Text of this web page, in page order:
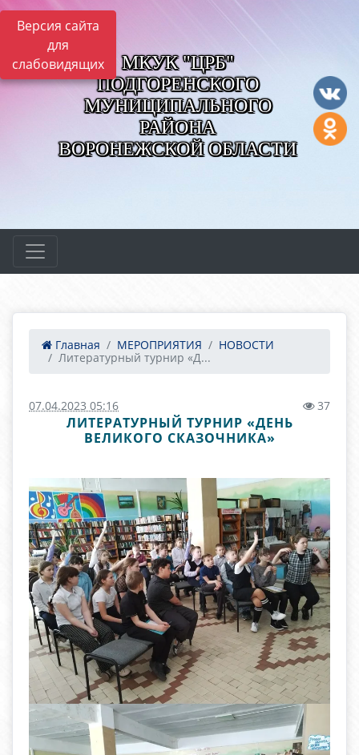
Версия сайта
для
слабовидящих
МКУК "ЦРБ"
ПОДГОРЕНСКОГО
МУНИЦИПАЛЬНОГО
РАЙОНА
ВОРОНЕЖСКОЙ ОБЛАСТИ
Главная МЕРОПРИЯТИЯ
НОВОСТИ
Литературный турнир «Д...
07.04.2023 05:16 37
ЛИТЕРАТУРНЫЙ ТУРНИР «ДЕНЬ
ВЕЛИКОГО СКАЗОЧНИКА»